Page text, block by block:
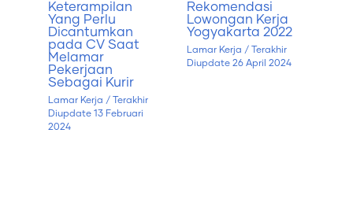
Keterampilan
Yang Perlu
Dicantumkan
pada CV Saat
Melamar
Pekerjaan
Sebagai Kurir
Lamar Kerja / Terakhir
Diupdate 13 Februari
2024
Rekomendasi
Lowongan Kerja
Yogyakarta 2022
Lamar Kerja / Terakhir
Diupdate26 April 2024